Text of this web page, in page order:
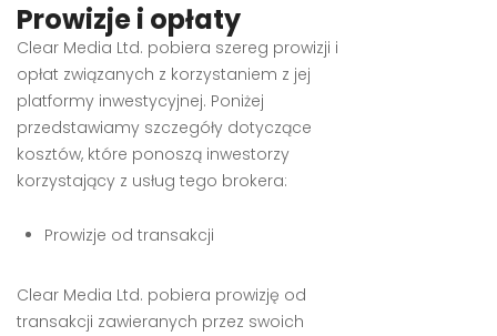
Prowizje i opłaty
Clear Media Ltd. pobiera szereg prowizji i
opłat związanych z korzystaniem z jej
platformy inwestycyjnej. Poniżej
przedstawiamy szczegóły dotyczące
kosztów, które ponoszą inwestorzy
korzystający z usług tego brokera:
Prowizje od transakcji
Clear Media Ltd. pobiera prowizję od
transakcji zawieranych przez swoich